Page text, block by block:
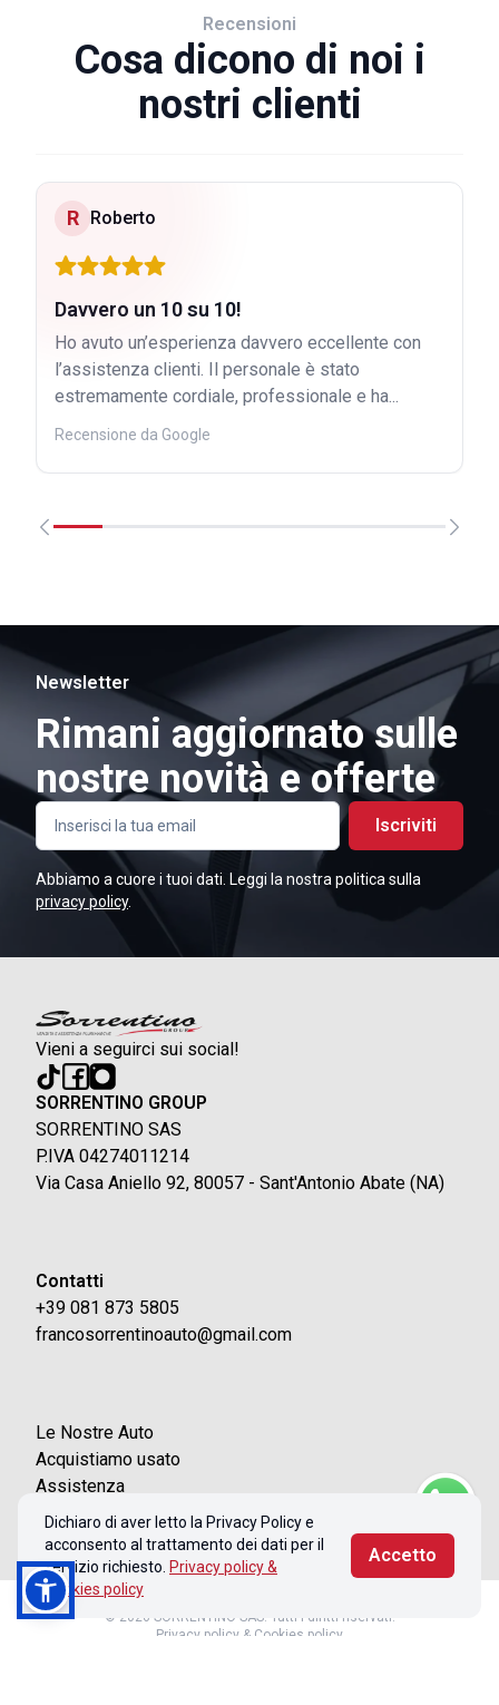
Recensioni
Cosa dicono di noi i
nostri clienti
R Roberto
Davvero un 10 su 10!
Ho avuto un’esperienza davvero eccellente con
l’assistenza clienti. Il personale è stato
estremamente cordiale, professionale e ha...
Recensione da Google
Newsletter
Rimani aggiornato sulle
nostre novità e offerte
Iscriviti
Abbiamo a cuore i tuoi dati. Leggi la nostra politica sulla
privacy policy.
Vieni a seguirci sui social!
SORRENTINO GROUP
SORRENTINO SAS
P.IVA 04274011214
Via Casa Aniello 92, 80057 - Sant'Antonio Abate (NA)
Contatti
+39 081 873 5805
francosorrentinoauto@gmail.com
Le Nostre Auto
Acquistiamo usato
Assistenza
Contatti
Dichiaro di aver letto la Privacy Policy e
acconsento al trattamento dei dati per il
servizio richiesto. Privacy policy &
Cookies policy
Accetto
© 2026 SORRENTINO SAS. Tutti i diritti riservati.
Privacy policy & Cookies policy